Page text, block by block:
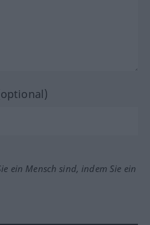
ein Mensch sind, indem Sie ein